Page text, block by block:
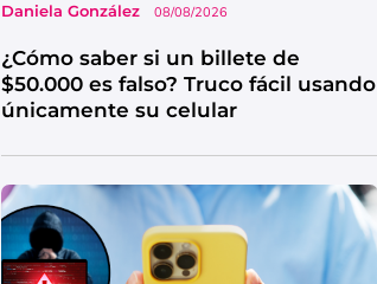
Daniela González 08/08/2026
¿Cómo saber si un billete de
$50.000 es falso? Truco fácil usando
únicamente su celular